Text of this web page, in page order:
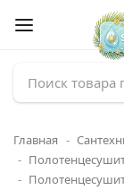
Главная